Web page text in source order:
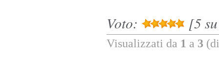
Voto:
[5
Visualizzati da 1 a 3